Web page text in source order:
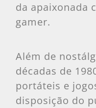
da apaixonada
gamer.
Além de
décadas de
portáteis e
disposição do